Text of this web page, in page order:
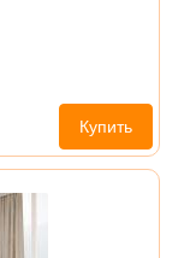
Купить